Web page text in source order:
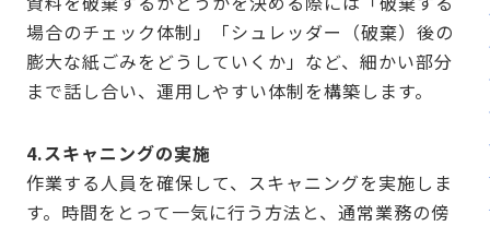
場合のチェック体制」「シュレッダー（破棄）後の
膨大な紙ごみをどうしていくか」など、細かい部分
まで話し合い、運用しやすい体制を構築します。
4.スキャニングの実施
作業する人員を確保して、スキャニングを実施しま
す。時間をとって一気に行う方法と、通常業務の傍